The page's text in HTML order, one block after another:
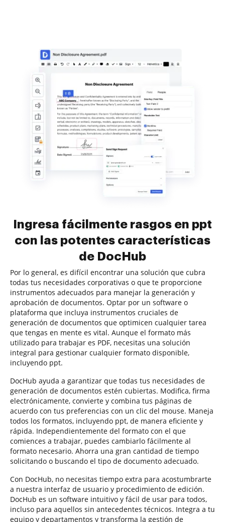
Ingresa fácilmente rasgos en ppt
con las potentes características
de DocHub
Por lo general, es difícil encontrar una solución que cubra
todas tus necesidades corporativas o que te proporcione
instrumentos adecuados para manejar la generación y
aprobación de documentos. Optar por un software o
plataforma que incluya instrumentos cruciales de
generación de documentos que optimicen cualquier tarea
que tengas en mente es vital. Aunque el formato más
utilizado para trabajar es PDF, necesitas una solución
integral para gestionar cualquier formato disponible,
incluyendo ppt.
DocHub ayuda a garantizar que todas tus necesidades de
generación de documentos estén cubiertas. Modifica, firma
electrónicamente, convierte y combina tus páginas de
acuerdo con tus preferencias con un clic del mouse. Maneja
todos los formatos, incluyendo ppt, de manera eficiente y
rápida. Independientemente del formato con el que
comiences a trabajar, puedes cambiarlo fácilmente al
formato necesario. Ahorra una gran cantidad de tiempo
solicitando o buscando el tipo de documento adecuado.
Con DocHub, no necesitas tiempo extra para acostumbrarte
a nuestra interfaz de usuario y procedimiento de edición.
DocHub es un software intuitivo y fácil de usar para todos,
incluso para aquellos sin antecedentes técnicos. Integra a tu
equipo y departamentos y transforma la gestión de